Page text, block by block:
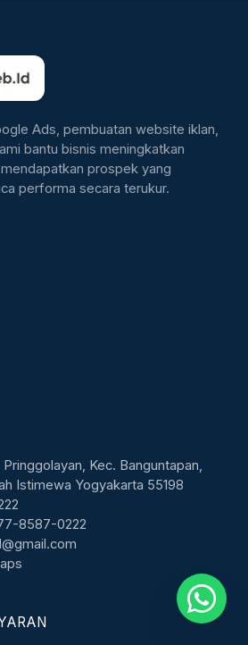
Ads, pembuatan website iklan,
bantu bisnis meningkatkan
prospek yang
performa secara terukur.
Kec. Banguntapan,
Istimewa Yogyakarta 55198
8587-0222